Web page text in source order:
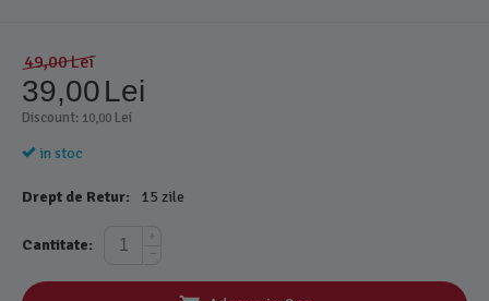
49,00Lei
39,00Lei
Discount: 10,00 Lei
in stoc
Drept de Retur: 15 zile
Cantitate:
+
−